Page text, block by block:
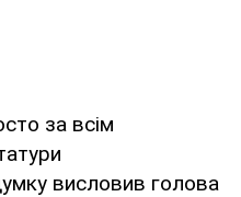
за всім
висловив голова